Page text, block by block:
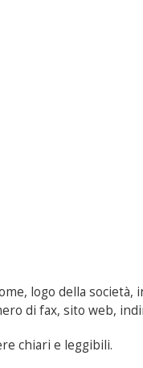
logo della
di fax, sito web,
chiari e leggibili.